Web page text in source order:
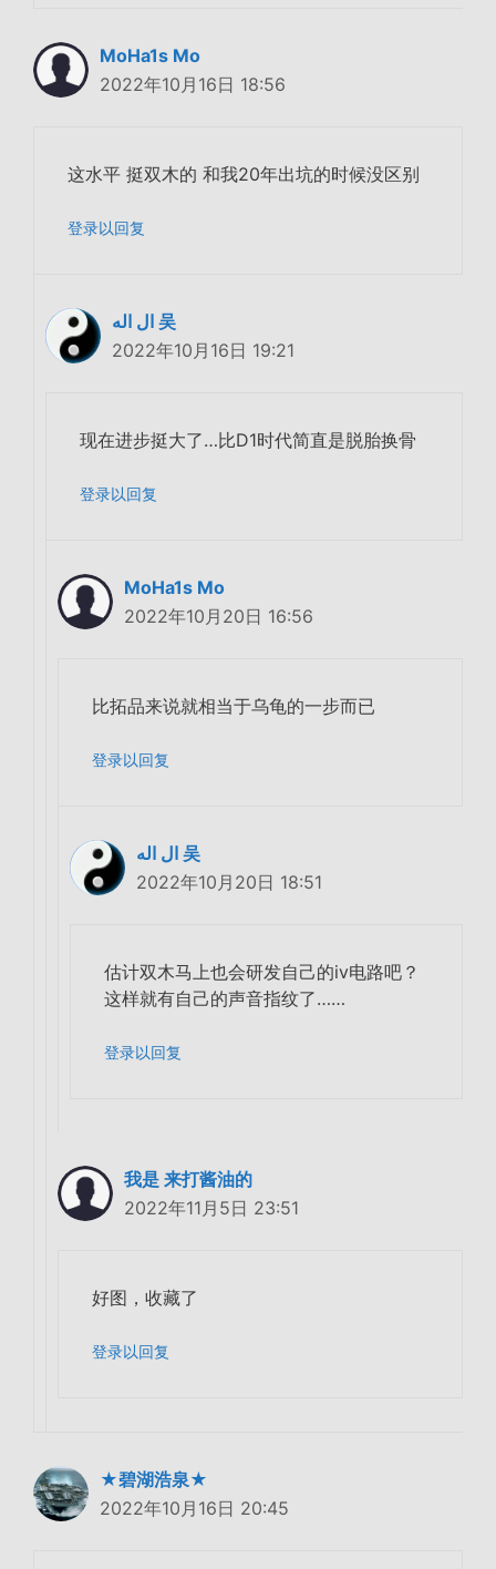
MoHa1s Mo
2022年10月16日 18:56
这水平 挺双木的 和我20年出坑的时候没区别
登录以回复
ال اله 吴
2022年10月16日 19:21
现在进步挺大了…比D1时代简直是脱胎换骨
登录以回复
MoHa1s Mo
2022年10月20日 16:56
比拓品来说就相当于乌龟的一步而已
登录以回复
ال اله 吴
2022年10月20日 18:51
估计双木马上也会研发自己的iv电路吧？
这样就有自己的声音指纹了……
登录以回复
我是 来打酱油的
2022年11月5日 23:51
好图，收藏了
登录以回复
★碧湖浩泉★
2022年10月16日 20:45